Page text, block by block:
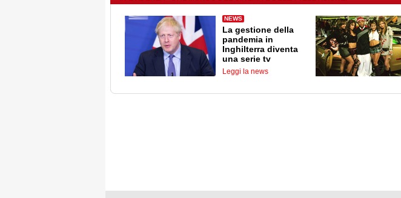
NEWS
La gestione della
pandemia in
Inghilterra diventa
una serie tv
Leggi la news